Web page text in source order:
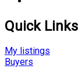
Quick Links
My listings
Buyers